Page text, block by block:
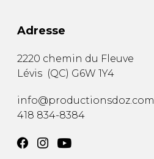
Adresse
2220 chemin du Fleuve
Lévis (QC) G6W 1Y4
info@productionsdoz.com
418 834-8384